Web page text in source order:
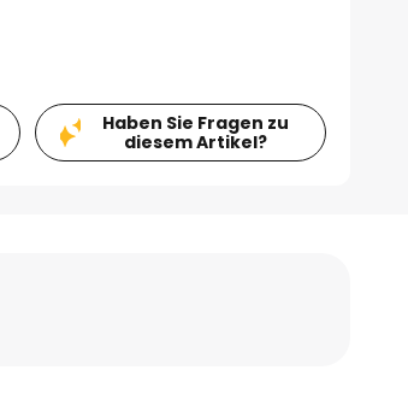
Haben Sie Fragen zu
diesem Artikel?